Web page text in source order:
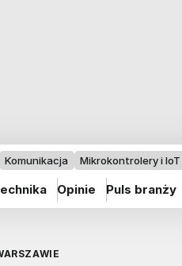
Komunikacja Mikrokontrolery i IoT
Opinie Puls branży